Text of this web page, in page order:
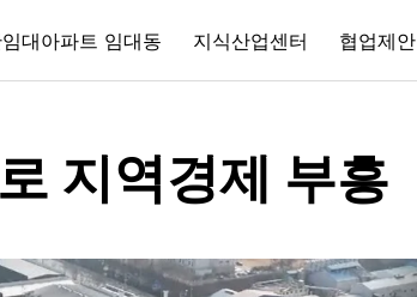
대아파트 임대동 지식산업센터 협업제안
지역경제 부흥